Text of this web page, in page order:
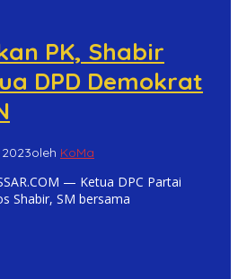
PK, Shabir
DPD Demokrat
oleh KoMa
— Ketua DPC Partai
Shabir, SM bersama